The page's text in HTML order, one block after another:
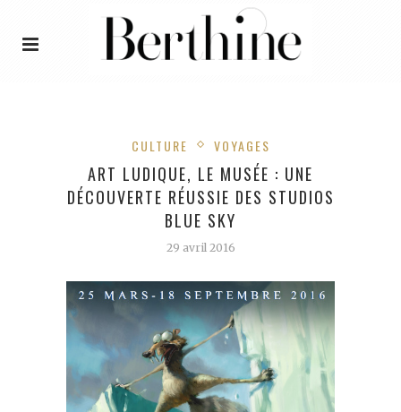
CULTURE VOYAGES
ART LUDIQUE, LE MUSÉE : UNE
DÉCOUVERTE RÉUSSIE DES STUDIOS
BLUE SKY
29 avril 2016